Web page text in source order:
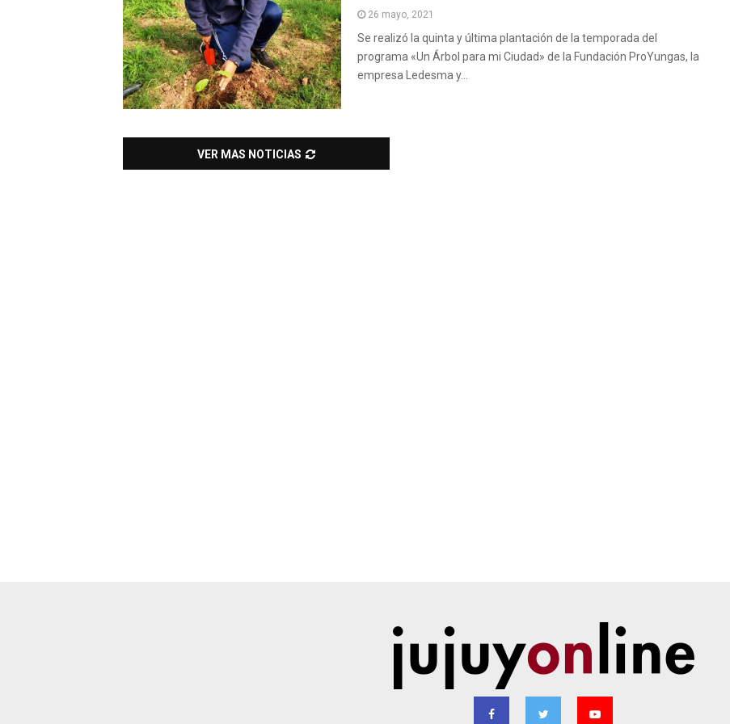
26 mayo, 2021
Se realizó la quinta y última plantación de la temporada del
programa «Un Árbol para mi Ciudad» de la Fundación ProYungas, la
empresa Ledesma y...
VER MAS NOTICIAS